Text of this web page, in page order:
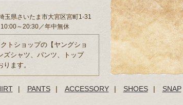
玉県さいたま市大宮区宮町1-31
10:00～20:30／年中無休
トショップの【ヤングショ
ズシャツ、パンツ、トップ
ます。
| PANTS | ACCESSORY | SHOES | SNAP